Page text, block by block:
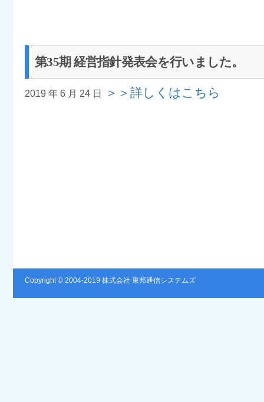
第35期 経営指針発表会を行いました。
2019 年 6 月 24 日 ＞＞詳しくはこちら
Copyright © 2004-2019 株式会社 東邦通信システムズ